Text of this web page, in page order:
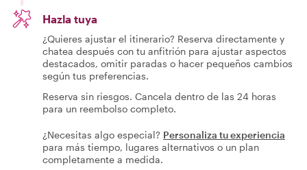
Hazla tuya
¿Quieres ajustar el itinerario? Reserva directamente y
chatea después con tu anfitrión para ajustar aspectos
destacados, omitir paradas o hacer pequeños cambios
según tus preferencias.
Reserva sin riesgos. Cancela dentro de las 24 horas
para un reembolso completo.
¿Necesitas algo especial? Personaliza tu experiencia
para más tiempo, lugares alternativos o un plan
completamente a medida.